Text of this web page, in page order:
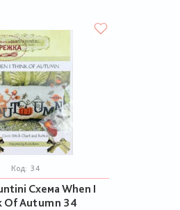
Код: 34
Схема When I
Of Autumn 34